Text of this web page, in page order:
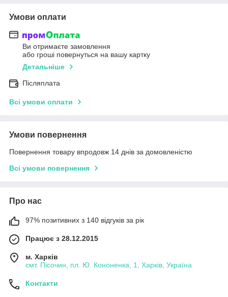
Умови оплати
Ви отримаєте замовлення
або гроші повернуться на вашу картку
Детальніше
Післяплата
Всі умови оплати
Умови повернення
Повернення товару впродовж 14 днів за домовленістю
Всі умови повернення
Про нас
97% позитивних з 140 відгуків за рік
Працює з 28.12.2015
м. Харків
смт. Пісочин, пл. Ю. Кононенка, 1, Харків, Україна
Контакти